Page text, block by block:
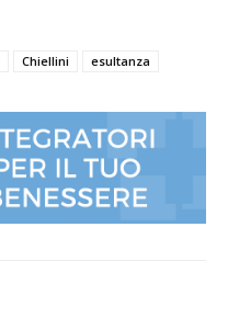
Chiellini
esultanza